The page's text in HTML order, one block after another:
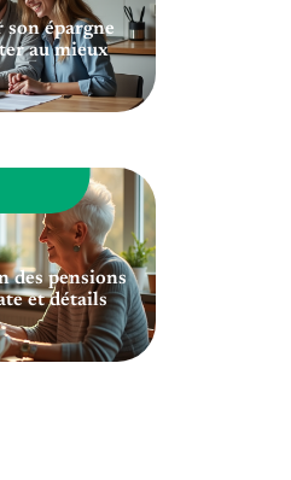
son épargne
au mieux
des pensions
et détails